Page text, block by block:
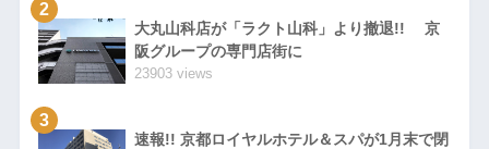
2
大丸山科店が「ラクト山科」より撤退!! 京
阪グループの専門店街に
23903 views
3
速報!! 京都ロイヤルホテル＆スパが1月末で閉